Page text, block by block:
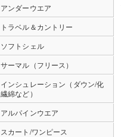
アンダーウエア
トラベル＆カントリー
ソフトシェル
サーマル（フリース）
インシュレーション（ダウン/化
繊綿など）
アルパインウエア
スカート/ワンピース